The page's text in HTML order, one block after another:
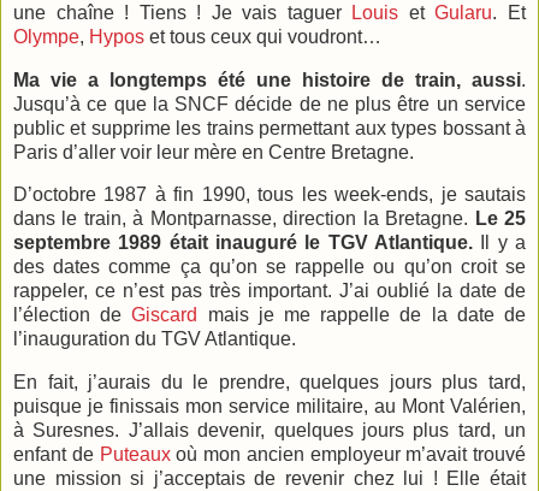
une chaîne ! Tiens ! Je vais taguer
Louis etGularu. Et
Olympe, Hypos et tous ceux qui voudront…
Ma vie a longtemps été une histoire de train, aussi.
Jusqu’à ce que la SNCF décide de ne plus être un service
public et supprime les trains permettant aux types bossant à
Paris d’aller voir leur mère en Centre Bretagne.
D’octobre 1987 à fin 1990, tous les week-ends, je sautais
dans le train, à Montparnasse, direction la Bretagne. Le 25
septembre 1989 était inauguré le TGV Atlantique. Il y a
des dates comme ça qu’on se rappelle ou qu’on croit se
rappeler, ce n’est pas très important. J’ai oublié la date de
l’élection deGiscard
mais je me rappelle de la date de
l’inauguration du TGV Atlantique.
En fait, j’aurais du le prendre, quelques jours plus tard,
puisque je finissais mon service militaire, au Mont Valérien,
à Suresnes. J’allais devenir, quelques jours plus tard, un
enfant de Puteauxoù mon ancien employeur m’avait trouvé
une mission si j’acceptais de revenir chez lui ! Elle était